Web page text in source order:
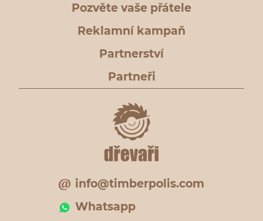
Pozvěte vaše přátele
Reklamní kampaň
Partnerství
Partneři
info@timberpolis.com
Whatsapp